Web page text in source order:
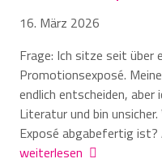
16. März 2026
Frage: Ich sitze seit über
Promotionsexposé.
endlich entscheiden,
Literatur und bin
Exposé abgabefertig
weiterlesen